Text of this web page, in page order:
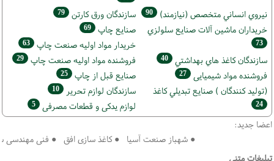
نيروي انساني متخصص (نیازمند) 90 سازندگان ورق كارتن 79
خریداران ماشين آلات صنايع سلولزي
73
صنايع چاپ 69
خريدار مواد اوليه صنعت چاپ 63
سازندگان كاغذ هاي بهداشتي 40 فروشنده مواد اوليه صنعت چاپ 29
فروشنده مواد شیمیایی 27 صنايع قبل از چاپ 25
(تولید كنندگان ) صنايع تبديلي كاغذ
24
سازندگان لوازم تحریر 10
لوازم یدکی و قطعات مصرفی 5
اعضا جدید:
● شهباز صنعت آسیا ● کاغذ سازی افق ● فنی مهندسی
تبلیغات متنی